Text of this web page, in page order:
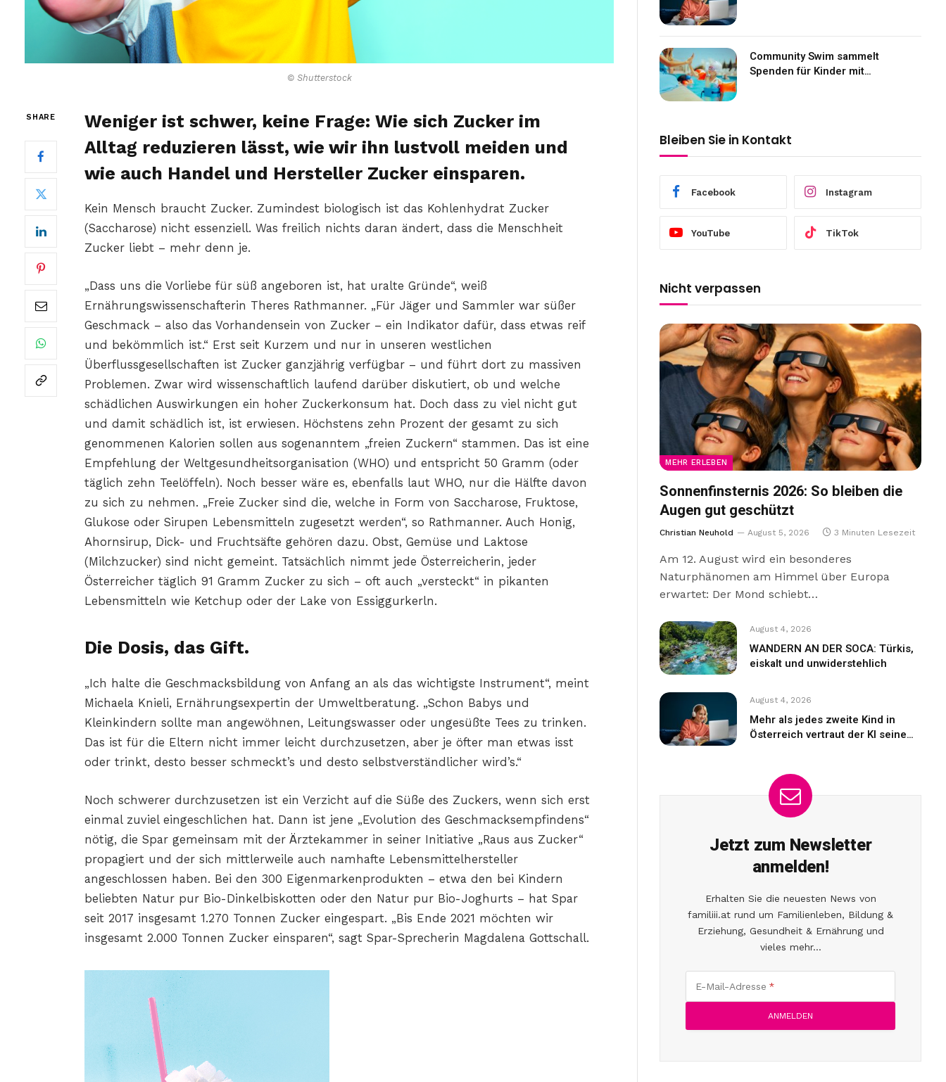
© Shutterstock
SHARE
Weniger ist schwer, keine Frage: Wie sich Zucker im
Alltag reduzieren lässt, wie wir ihn lustvoll meiden und
wie auch Handel und Hersteller Zucker einsparen.
Kein Mensch braucht Zucker. Zumindest biologisch ist das Kohlenhydrat Zucker
(Saccharose) nicht essenziell. Was freilich nichts daran ändert, dass die Menschheit
Zucker liebt – mehr denn je.
„Dass uns die Vorliebe für süß angeboren ist, hat uralte Gründe“, weiß
Ernährungswissenschafterin Theres Rathmanner. „Für Jäger und Sammler war süßer
Geschmack – also das Vorhandensein von Zucker – ein Indikator dafür, dass etwas reif
und bekömmlich ist.“ Erst seit Kurzem und nur in unseren westlichen
Überflussgesellschaften ist Zucker ganzjährig verfügbar – und führt dort zu massiven
Problemen. Zwar wird wissenschaftlich laufend darüber diskutiert, ob und welche
schädlichen Auswirkungen ein hoher Zuckerkonsum hat. Doch dass zu viel nicht gut
und damit schädlich ist, ist erwiesen. Höchstens zehn Prozent der gesamt zu sich
genommenen Kalorien sollen aus sogenanntem „freien Zuckern“ stammen. Das ist eine
Empfehlung der Weltgesundheitsorganisation (WHO) und entspricht 50 Gramm (oder
täglich zehn Teelöffeln). Noch besser wäre es, ebenfalls laut WHO, nur die Hälfte davon
zu sich zu nehmen. „Freie Zucker sind die, welche in Form von Saccharose, Fruktose,
Glukose oder Sirupen Lebensmitteln zugesetzt werden“, so Rathmanner. Auch Honig,
Ahornsirup, Dick- und Fruchtsäfte gehören dazu. Obst, Gemüse und Laktose
(Milchzucker) sind nicht gemeint. Tatsächlich nimmt jede Österreicherin, jeder
Österreicher täglich 91 Gramm Zucker zu sich – oft auch „versteckt“ in pikanten
Lebensmitteln wie Ketchup oder der Lake von Essiggurkerln.
Die Dosis, das Gift.
„Ich halte die Geschmacksbildung von Anfang an als das wichtigste Instrument“, meint
Michaela Knieli, Ernährungsexpertin der Umweltberatung. „Schon Babys und
Kleinkindern sollte man angewöhnen, Leitungswasser oder ungesüßte Tees zu trinken.
Das ist für die Eltern nicht immer leicht durchzusetzen, aber je öfter man etwas isst
oder trinkt, desto besser schmeckt’s und desto selbstverständlicher wird’s.“
Noch schwerer durchzusetzen ist ein Verzicht auf die Süße des Zuckers, wenn sich erst
einmal zuviel eingeschlichen hat. Dann ist jene „Evolution des Geschmacksempfindens“
nötig, die Spar gemeinsam mit der Ärztekammer in seiner Initiative „Raus aus Zucker“
propagiert und der sich mittlerweile auch namhafte Lebensmittelhersteller
angeschlossen haben. Bei den 300 Eigenmarkenprodukten – etwa den bei Kindern
beliebten Natur pur Bio-Dinkelbiskotten oder den Natur pur Bio-Joghurts – hat Spar
seit 2017 insgesamt 1.270 Tonnen Zucker eingespart. „Bis Ende 2021 möchten wir
insgesamt 2.000 Tonnen Zucker einsparen“, sagt Spar-Sprecherin Magdalena Gottschall.
Community Swim sammelt
Spenden für Kinder mit
Bleiben Sie in Kontakt
Facebook Instagram
YouTube TikTok
Nicht verpassen
MEHR ERLEBEN
Sonnenfinsternis 2026: So bleiben die
Augen gut geschützt
Christian Neuhold August 5, 2026 3 Minuten Lesezeit
Am 12. August wird ein besonderes
Naturphänomen am Himmel über Europa
erwartet: Der Mond schiebt…
August 4, 2026
WANDERN AN DER SOCA: Türkis,
eiskalt und unwiderstehlich
August 4, 2026
Mehr als jedes zweite Kind in
Österreich vertraut der KI seine
Jetzt zum Newsletter
anmelden!
Erhalten Sie die neuesten News von
familiii.at rund um Familienleben, Bildung &
Erziehung, Gesundheit & Ernährung und
vieles mehr...
E-Mail-Adresse